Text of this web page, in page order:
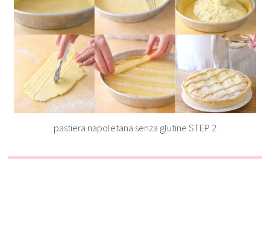
pastiera napoletana senza glutine STEP 2